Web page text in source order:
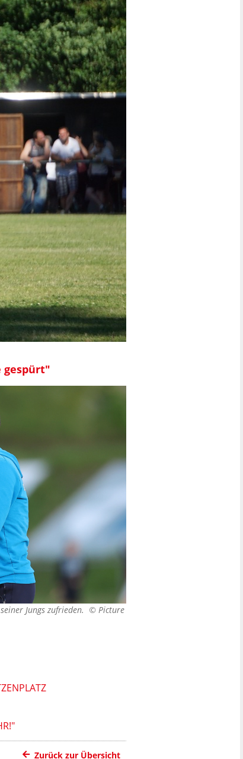
gespürt"
Jungs zufrieden. © Picture
Zurück zur Übersicht